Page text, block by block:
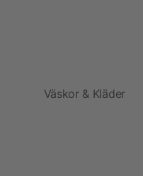
Väskor & Kläder